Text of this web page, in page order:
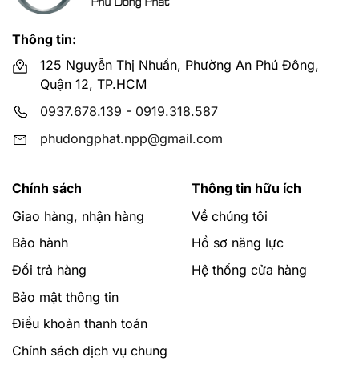
Thông tin:
125 Nguyễn Thị Nhuần, Phường An Phú Đông,
Quận 12, TP.HCM
0937.678.139 - 0919.318.587
phudongphat.npp@gmail.com
Chính sách
Giao hàng, nhận hàng
Bảo hành
Đổi trả hàng
Bảo mật thông tin
Điều khoản thanh toán
Chính sách dịch vụ chung
Thông tin hữu ích
Về chúng tôi
Hồ sơ năng lực
Hệ thống cửa hàng